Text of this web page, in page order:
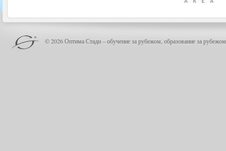
© 2026 Оптима Стади – обучение за рубежом, образование за